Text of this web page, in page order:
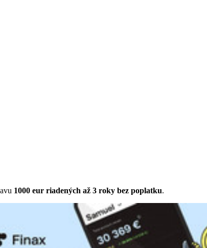
1000 eur riadených až 3 roky bez poplatku.